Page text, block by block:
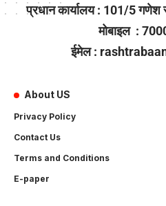
प्रधान कार्यालय : 101/5 गणेश
मोबाइल :
ईमेल :
About US
Privacy Policy
Contact Us
Terms and Conditions
E-paper